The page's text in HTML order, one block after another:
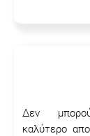
Δεν
καλύτερο